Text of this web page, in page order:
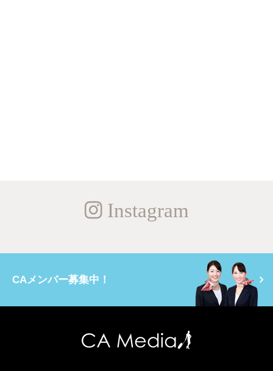
Instagram
CAメンバー募集中！